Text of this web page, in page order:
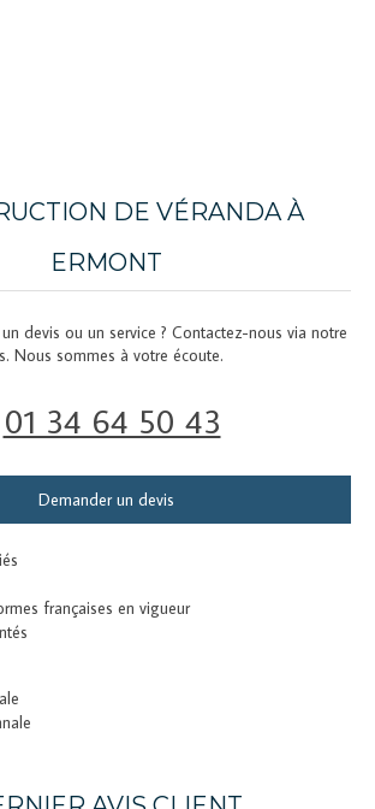
DE VÉRANDA À
ERMONT
devis ou un service ? Contactez-nous via notre
Nous sommes à votre écoute.
01 34 64 50 43
Demander un devis
françaises en vigueur